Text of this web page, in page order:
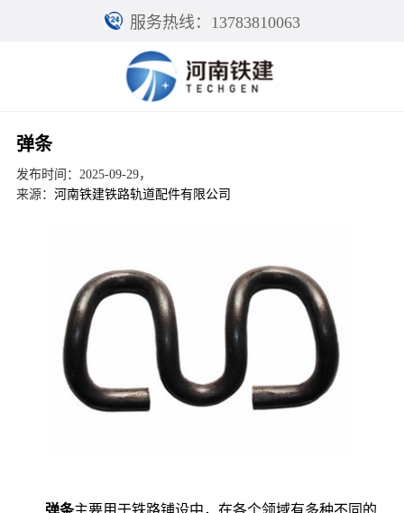
服务热线：13783810063
弹条
发布时间：2025-09-29，
来源： 河南铁建铁路轨道配件有限公司
弹条主要用于铁路铺设中，在各个领域有多种不同的